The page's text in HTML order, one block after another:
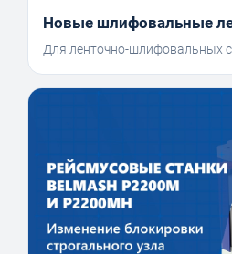
Новые шлифовальные
Для ленточно-шлифовальных